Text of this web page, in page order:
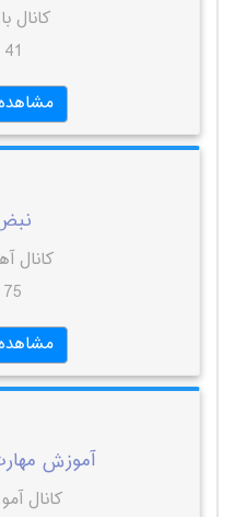
کانال
41 بازدید
کانال
75 بازدید
آموزش
کانال